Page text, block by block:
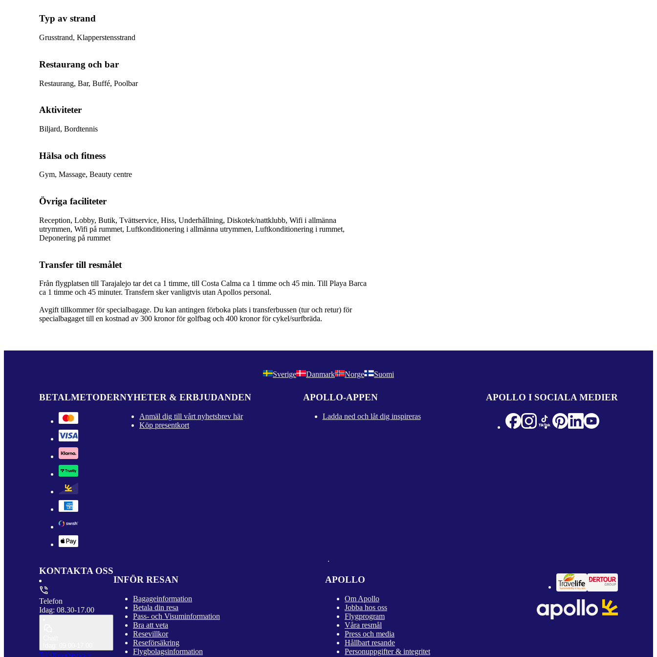
Typ av strand
Grusstrand, Klapperstensstrand
Restaurang och bar
Restaurang, Bar, Buffé, Poolbar
Aktiviteter
Biljard, Bordtennis
Hälsa och fitness
Gym, Massage, Beauty centre
Övriga faciliteter
Reception, Lobby, Butik, Tvättservice, Hiss, Underhållning, Diskotek/nattklubb, Wifi i allmänna
utrymmen, Wifi på rummet, Luftkonditionering i allmänna utrymmen, Luftkonditionering i rummet,
Deponering på rummet
Transfer till resmålet
Från flygplatsen till Tarajalejo tar det ca 1 timme, till Costa Calma ca 1 timme och 45 min. Till Playa Barca
ca 1 timme och 45 minuter. Transfern sker vanligtvis utan Apollos personal.
Avgift tillkommer för specialbagage. Du kan antingen förboka plats i transferbussen (tur och retur) för
specialbagaget till en kostnad av 300 kronor för golfbag och 400 kronor för cykel/surfbräda.
Sverige Danmark Norge Suomi
BETALMETODERNYHETER & ERBJUDANDEN
Anmäl dig till vårt nyhetsbrev här
Köp presentkort
APOLLO-APPEN
Ladda ned och låt dig inspireras
APOLLO I SOCIALA MEDIER
KONTAKTA OSS
Telefon
Idag: 08.30-17.00
Till Kundservice
INFÖR RESAN
Bagageinformation
Betala din resa
Pass- och Visuminformation
Bra att veta
Resevillkor
Reseförsäkring
Flygbolagsinformation
APOLLO
Om Apollo
Jobba hos oss
Flygprogram
Våra resmål
Press och media
Hållbart resande
Personuppgifter & integritet